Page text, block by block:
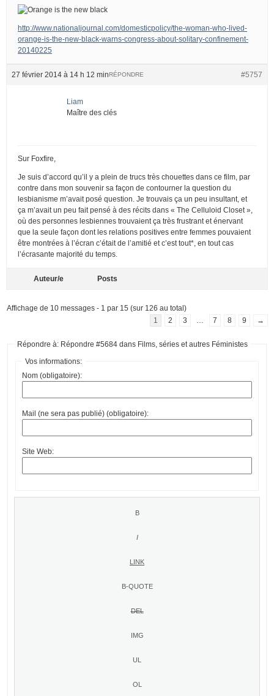
http://www.nationaljournal.com/domesticpolicy/the-woman-who-lived-
orange-is-the-new-black-warns-congress-about-solitary-confinement-
20140225
27 février 2014 à 14 h 12 min #5757
RÉPONDRE
Liam
Maître des clés
Sur Foxfire,
Je suis d’accord qu’il y a plein de trucs très chouettes dans ce film, par
contre dans mon souvenir sa façon de contourner la question du
lesbianisme m’avait posé question. Je trouvais ça un peu insultant, et
ça m’avait un peu fait pensé à des récits dans « The Celluloid Closet »,
où des personnes lesbiennes trouvaient ça très frustrant et énervant
que la seule façon dont les relations positives entre femmes pouvaient
être montrées à l’écran c’était de l’amitié et c’est tout*, en tout cas
l’écrasante majorité du temps.
Auteur/e Posts
Affichage de 10 messages - 1 par 15 (sur 126 au total)
1
2 3 7 8 9 →
Répondre à: Répondre #5684 dans Films, séries et autres Féministes
Vos informations:
Nom (obligatoire):
Mail (ne sera pas publié) (obligatoire):
Site Web: